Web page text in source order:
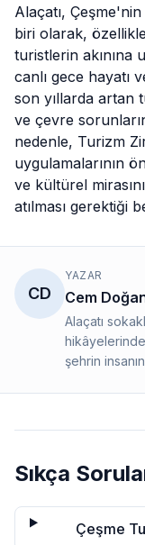
Alaçatı,
biri olarak,
turistlerin akınına
canlı gece hayatı
son yıllarda artan
ve çevre
nedenle, Turizm
uygulamalarının
ve kültürel
atılması gerektiği
CD
YAZAR
Cem
Alaçatı
şehrin
Sıkça
Çeşme